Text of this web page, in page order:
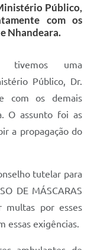
Público,
com os
Nhandeara.
tivemos uma
Público, Dr.
com os demais
O assunto foi as
a propagação do
tutelar para
DE MÁSCARAS
multas por esses
essas exigências.